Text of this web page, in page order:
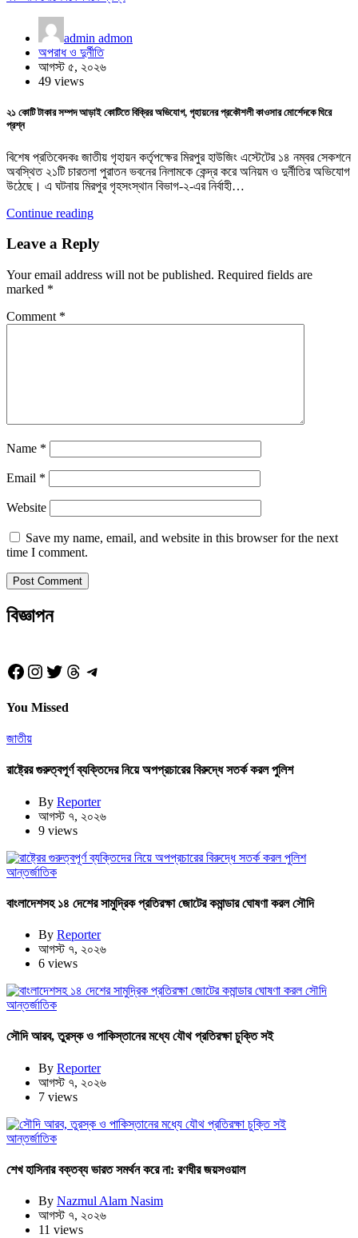
admin admon
অপরাধ ও দুর্নীতি
আগস্ট ৫, ২০২৬
49 views
২১ কোটি টাকার সম্পদ আড়াই কোটিতে বিক্রির অভিযোগ, গৃহায়নের প্রকৌশলী কাওসার মোর্শেদকে ঘিরে
প্রশ্ন
বিশেষ প্রতিবেদকঃ জাতীয় গৃহায়ন কর্তৃপক্ষের মিরপুর হাউজিং এস্টেটের ১৪ নম্বর সেকশনে
অবস্থিত ২১টি চারতলা পুরাতন ভবনের নিলামকে কেন্দ্র করে অনিয়ম ও দুর্নীতির অভিযোগ
উঠেছে। এ ঘটনায় মিরপুর গৃহসংস্থান বিভাগ-২-এর নির্বাহী…
Continue reading
Leave a Reply
Your email address will not be published. Required fields are
marked *
Comment *
Name *
Email *
Website
Save my name, email, and website in this browser for the next
time I comment.
বিজ্ঞাপন
Facebook
Instagram
Twitter
Threads
Telegram
You Missed
জাতীয়
রাষ্ট্রের গুরুত্বপূর্ণ ব্যক্তিদের নিয়ে অপপ্রচারের বিরুদ্ধে সতর্ক করল পুলিশ
By Reporter
আগস্ট ৭, ২০২৬
9 views
আন্তর্জাতিক
বাংলাদেশসহ ১৪ দেশের সামুদ্রিক প্রতিরক্ষা জোটের কমান্ডার ঘোষণা করল সৌদি
By Reporter
আগস্ট ৭, ২০২৬
6 views
আন্তর্জাতিক
সৌদি আরব, তুরস্ক ও পাকিস্তানের মধ্যে যৌথ প্রতিরক্ষা চুক্তি সই
By Reporter
আগস্ট ৭, ২০২৬
7 views
আন্তর্জাতিক
শেখ হাসিনার বক্তব্য ভারত সমর্থন করে না: রণধীর জয়সওয়াল
By Nazmul Alam Nasim
আগস্ট ৭, ২০২৬
11 views